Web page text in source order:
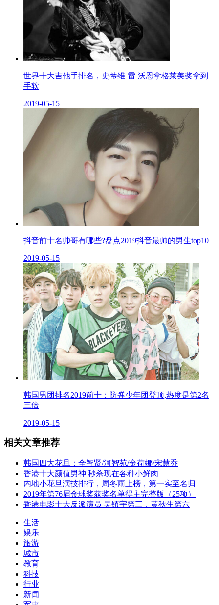
世界十大吉他手排名，史蒂维·雷·沃恩拿格莱美奖拿到
手软
2019-05-15
抖音前十名帅哥有哪些?盘点2019抖音最帅的男生top10
2019-05-15
韩国男团排名2019前十：防弹少年团登顶,热度是第2名
三倍
2019-05-15
相关文章推荐
韩国四大花旦：全智贤/河智苑/金荷娜/宋慧乔
香港十大颜值男神 秒杀现在各种小鲜肉
内地小花旦演技排行，周冬雨上榜，第一实至名归
2019年第76届金球奖获奖名单得主完整版（25项）
香港电影十大反派演员 吴镇宇第三，黄秋生第六
生活
娱乐
旅游
城市
教育
科技
行业
新闻